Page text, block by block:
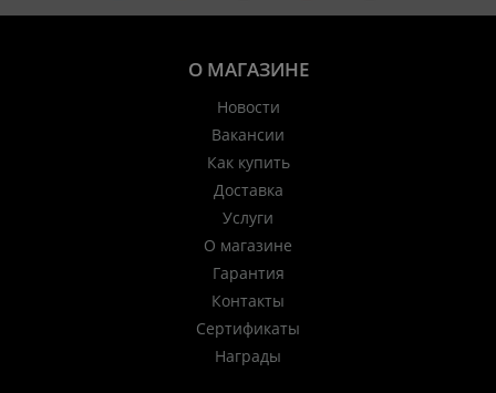
О МАГАЗИНЕ
Новости
Вакансии
Как купить
Доставка
Услуги
О магазине
Гарантия
Контакты
Сертификаты
Награды